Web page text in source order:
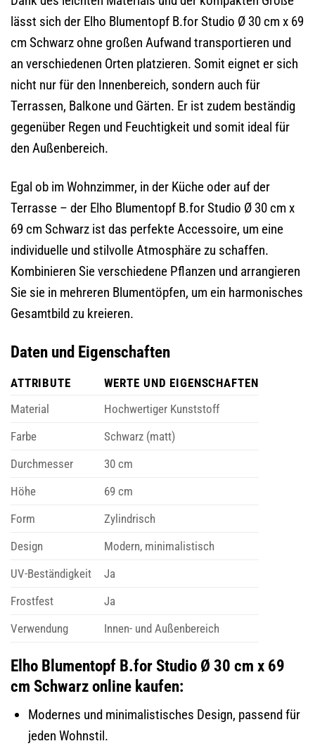
lässt sich der Elho Blumentopf B.for Studio Ø 30 cm x 69
cm Schwarz ohne großen Aufwand transportieren und
an verschiedenen Orten platzieren. Somit eignet er sich
nicht nur für den Innenbereich, sondern auch für
Terrassen, Balkone und Gärten. Er ist zudem beständig
gegenüber Regen und Feuchtigkeit und somit ideal für
den Außenbereich.
Egal ob im Wohnzimmer, in der Küche oder auf der
Terrasse – der Elho Blumentopf B.for Studio Ø 30 cm x
69 cm Schwarz ist das perfekte Accessoire, um eine
individuelle und stilvolle Atmosphäre zu schaffen.
Kombinieren Sie verschiedene Pflanzen und arrangieren
Sie sie in mehreren Blumentöpfen, um ein harmonisches
Gesamtbild zu kreieren.
Daten und Eigenschaften
ATTRIBUTE
WERTE UND EIGENSCHAFTEN
Material
Hochwertiger Kunststoff
Farbe
Schwarz (matt)
Durchmesser
30 cm
Höhe
69 cm
Form
Zylindrisch
Design
Modern, minimalistisch
UV-Beständigkeit
Ja
Frostfest
Ja
Verwendung
Innen- und Außenbereich
Elho Blumentopf B.for Studio Ø 30 cm x 69
cm Schwarz online kaufen:
Modernes und minimalistisches Design, passend für
jeden Wohnstil.